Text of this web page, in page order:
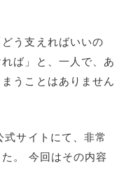
う支えればいいの
ば」と、一人で、あ
うことはありません
サイトにて、非常
。 今回はその内容